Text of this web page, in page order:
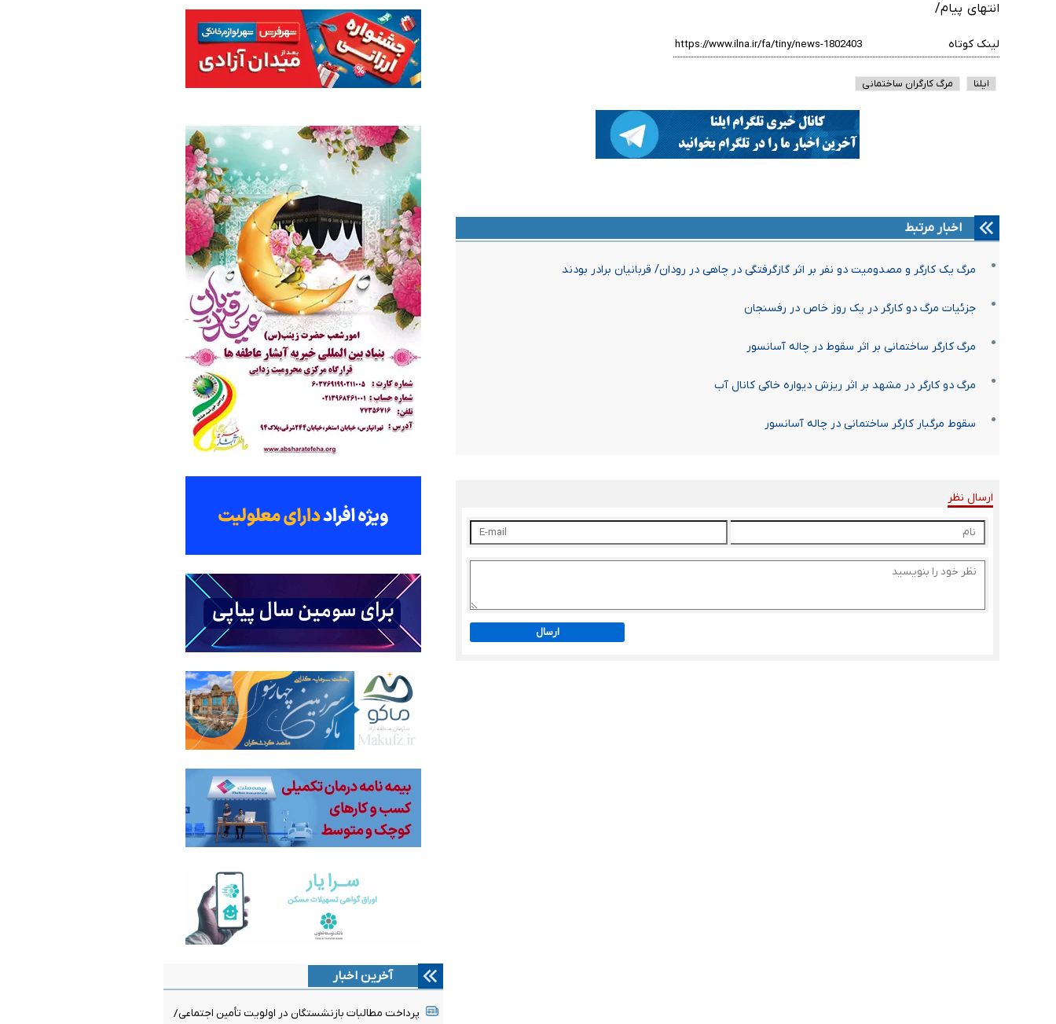
انتهای پیام/
لینک کوتاه
ایلنا مرگ کارگران ساختمانی
اخبار مرتبط
مرگ یک کارگر و مصدومیت دو نفر بر اثر گازگرفتگی در چاهی در رودان/ قربانیان برادر بودند
جزئیات مرگ دو کارگر در یک روز خاص در رفسنجان
مرگ کارگر ساختمانی بر اثر سقوط در چاله آسانسور
مرگ دو کارگر در مشهد بر اثر ریزش دیواره خاکی کانال آب
سقوط مرگبار کارگر ساختمانی در چاله آسانسور
ارسال نظر
ارسال
آخرین اخبار
پرداخت مطالبات بازنشستگان در اولویت تأمین اجتماعی/